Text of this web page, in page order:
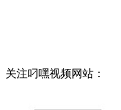
关注叼嘿视频网站：